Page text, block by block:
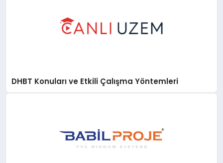
DHBT Konuları ve Etkili Çalışma Yöntemleri